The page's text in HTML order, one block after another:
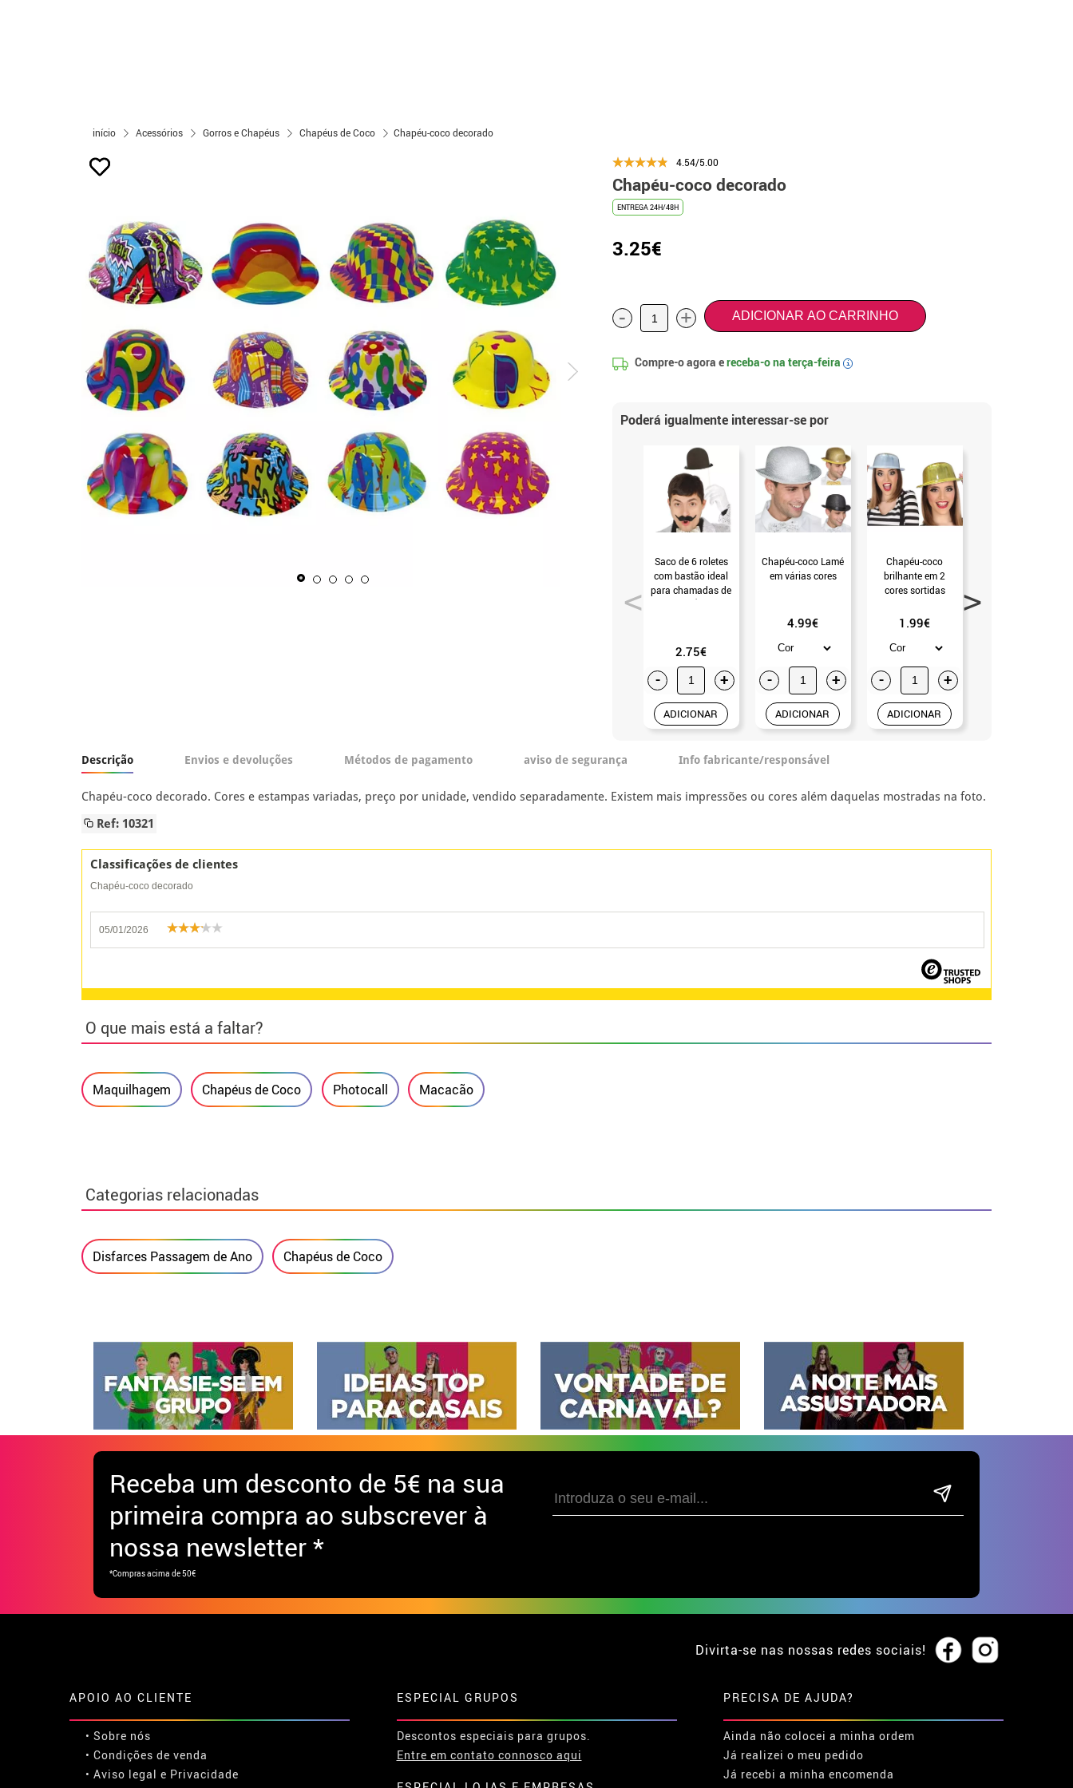
início Acessórios Gorros e Chapéus Chapéus de Coco Chapéu-coco decorado
4.54/5.00
Chapéu-coco decorado
ENTREGA 24H/48H
3.25€
- + ADICIONAR AO CARRINHO
Compre-o agora ereceba-o na terça-feira i
Poderá igualmente interessar-se por
Saco de 6 roletes
com bastão ideal
para chamadas de
2.75€
- +
ADICIONAR
Chapéu-coco Lamé
em várias cores
4.99€
- +
ADICIONAR
Chapéu-coco
brilhante em 2
cores sortidas
1.99€
- +
ADICIONAR
Descrição Envios e devoluções Métodos de pagamento aviso de segurança Info fabricante/responsável
Chapéu-coco decorado. Cores e estampas variadas, preço por unidade, vendido separadamente. Existem mais impressões ou cores além daquelas mostradas na foto.
Ref: 10321
Classificações de clientes
Chapéu-coco decorado
05/01/2026
O que mais está a faltar?
Maquilhagem Chapéus de Coco Photocall Macacão
Categorias relacionadas
Disfarces Passagem de Ano Chapéus de Coco
Receba um desconto de 5€ na sua
primeira compra ao subscrever à
nossa newsletter *
*Compras acima de 50€
Divirta-se nas nossas redes sociais!
APOIO AO CLIENTE
• Sobre nós
• Condições de venda
• Aviso legal e Privacidade
ESPECIAL GRUPOS
Descontos especiais para grupos.
Entre em contato connosco aqui
PRECISA DE AJUDA?
Ainda não colocei a minha ordem
Já realizei o meu pedido
Já recebi a minha encomenda